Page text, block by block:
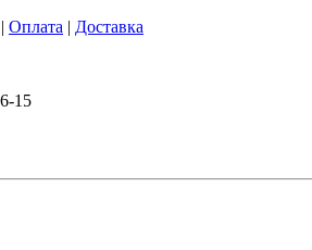
| Оплата | Доставка
15